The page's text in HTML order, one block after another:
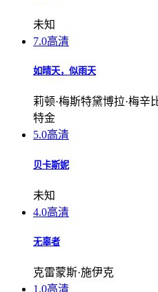
未知
7.0高清
如晴天，似雨天
莉顿·梅斯特黛博拉·梅辛
特金
5.0高清
贝卡斯妮
未知
4.0高清
无辜者
克雷蒙斯·施伊克
1.0高清